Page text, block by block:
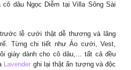
dâu Ngọc Diễm tại Villa Sông Sài
lễ cưới thật dễ thương và lãng
Từng chi tiết như Áo cưới, Vest,
giày dành cho cô dâu,… tất cả đều
Lavender ghi lại thật ấn tượng và độc